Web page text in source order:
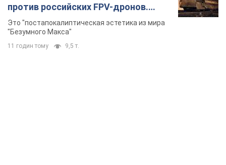
долларов
апелляцию, назвав это "ужасным решением"
11 годин тому 2,9 т.